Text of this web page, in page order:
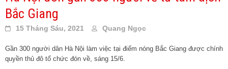
Bắc Giang
15 Tháng Sáu, 2021 Quang Ngọc
Gần 300 người dân Hà Nội làm việc tại điểm nóng Bắc Giang được chính
quyền thủ đô tổ chức đón về, sáng 15/6.